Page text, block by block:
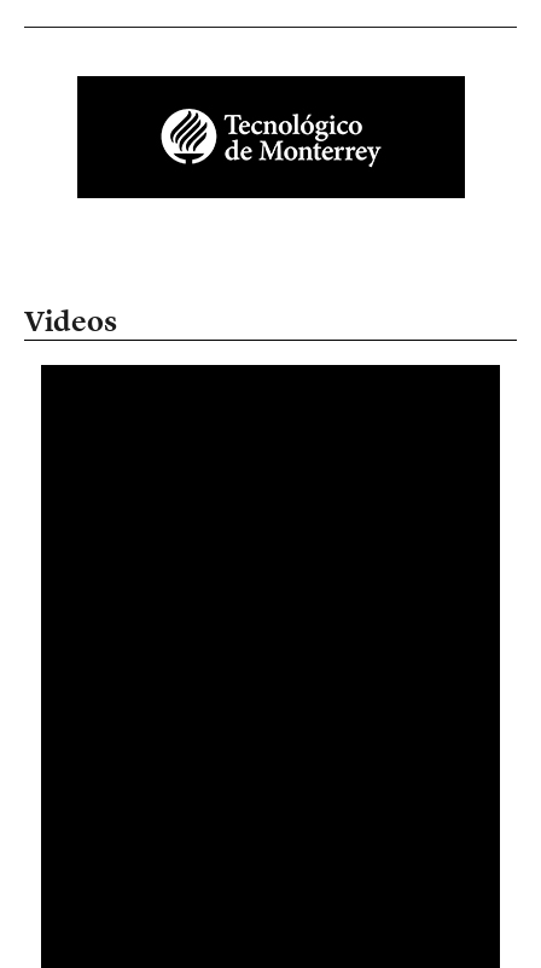
Videos